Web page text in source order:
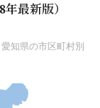
最新版）
知県の市区町村別